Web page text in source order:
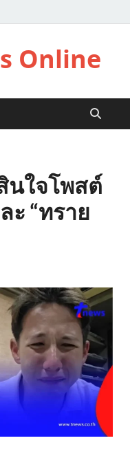
Online
นใจโพสต์
ะ “ทราย